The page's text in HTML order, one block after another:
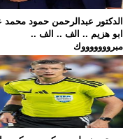
الدكتور عبدالرحمن حمود محمد
ابو هزيم .. الف .. الف ..
مبروووووووك